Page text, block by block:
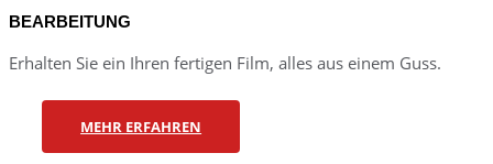
BEARBEITUNG
Erhalten Sie ein Ihren fertigen Film, alles aus einem Guss.
MEHR ERFAHREN